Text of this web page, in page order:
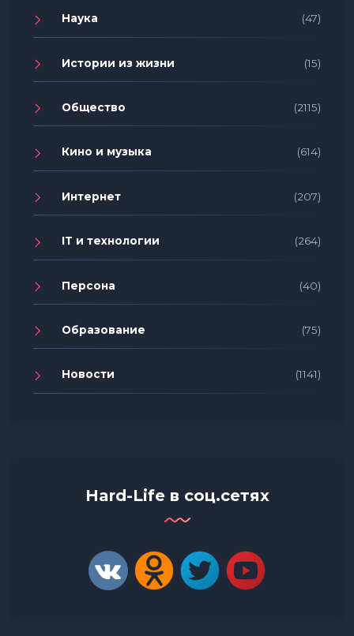
Наука (47)
Истории из жизни (15)
Общество (2115)
Кино и музыка (614)
Интернет (207)
IT и технологии (264)
Персона (40)
Образование (75)
Новости (1141)
Hard-Life в соц.сетях